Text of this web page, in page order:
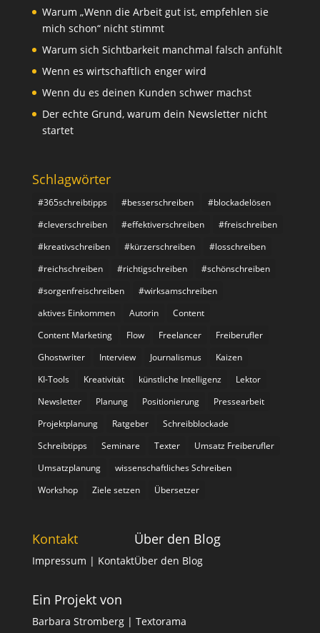
Warum „Wenn die Arbeit gut ist, empfehlen sie
mich schon“ nicht stimmt
Warum sich Sichtbarkeit manchmal falsch anfühlt
Wenn es wirtschaftlich enger wird
Wenn du es deinen Kunden schwer machst
Der echte Grund, warum dein Newsletter nicht
startet
Schlagwörter
#365schreibtipps #besserschreiben
#blockadelösen
#cleverschreiben
#effektiverschreiben
#freischreiben
#kreativschreiben
#kürzerschreiben
#losschreiben
#reichschreiben
#richtigschreiben
#schönschreiben
#sorgenfreischreiben
#wirksamschreiben
aktives Einkommen
Autorin
Content
Content Marketing
Flow Freelancer
Freiberufler
Ghostwriter
Interview Journalismus
Kaizen
KI-Tools
Kreativität künstliche Intelligenz
Lektor
Newsletter
Planung Positionierung
Pressearbeit
Projektplanung
Ratgeber
Schreibblockade
Schreibtipps
Seminare Texter
Umsatz Freiberufler
Umsatzplanung
wissenschaftliches Schreiben
Workshop
Ziele setzen Übersetzer
Kontakt
Impressum | Kontakt
Über den Blog
Über den Blog
Ein Projekt von
Barbara Stromberg | Textorama